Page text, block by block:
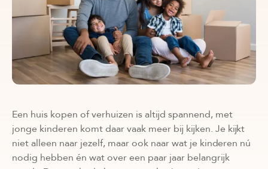
Een huis kopen of verhuizen is altijd spannend, met
jonge kinderen komt daar vaak meer bij kijken. Je kijkt
niet alleen naar jezelf, maar ook naar wat je kinderen nú
nodig hebben én wat over een paar jaar belangrijk